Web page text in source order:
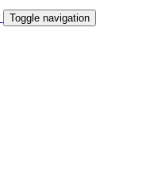
Toggle navigation